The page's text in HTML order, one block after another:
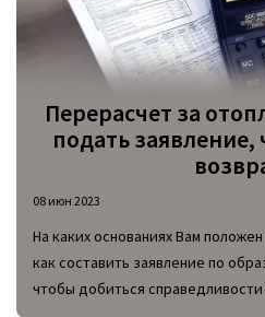
Перерасчет за
подать
08 июн 2023
На каких основаниях Вам
как составить заявление по
чтобы добиться